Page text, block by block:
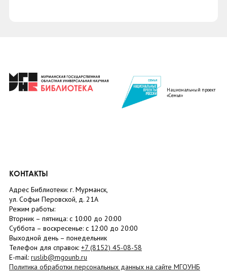
Национальный проект
«Семья»
КОНТАКТЫ
Адрес Библиотеки: г. Мурманск,
ул. Софьи Перовской, д. 21А
Режим работы:
Вторник – пятница: с 10:00 до 20:00
Суббота – воскресенье: c 12:00 до 20:00
Выходной день – понедельник
Телефон для справок: +7 (8152) 45-08-58
E-mail: ruslib@mgounb.ru
Политика обработки персональных данных на сайте МГОУНБ